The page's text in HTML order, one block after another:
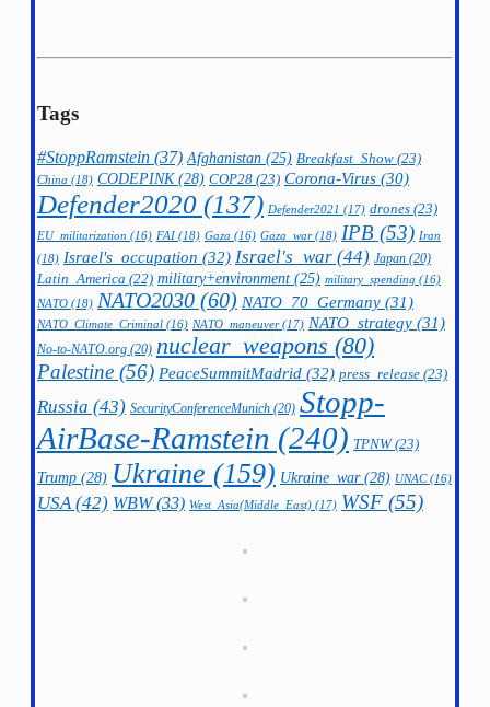
Tags
#StoppRamstein (37) Afghanistan (25) Breakfast_Show (23)
China (18) CODEPINK(28) COP28 (23) Corona-Virus (30)
Defender2020 (137) Defender2021 (17) drones (23)
EU_militarization (16) FAI (18) Gaza (16) Gaza_war(18) IPB (53) Iran
(18) Israel's_occupation (32) Israel's_war (44) Japan (20)
Latin_America (22) military+environment (25) military_spending (16)
NATO (18) NATO2030 (60) NATO_70_Germany (31)
NATO_Climate_Criminal (16) NATO_maneuver(17) NATO_strategy (31)
No-to-NATO.org (20) nuclear_weapons (80)
Palestine (56) PeaceSummitMadrid (32) press_release (23)
Russia (43) SecurityConferenceMunich (20) Stopp-
AirBase-Ramstein (240) TPNW(23)
Trump (28) Ukraine (159) Ukraine_war(28) UNAC(16)
USA(42) WBW(33) West_Asia(Middle_East) (17) WSF (55)